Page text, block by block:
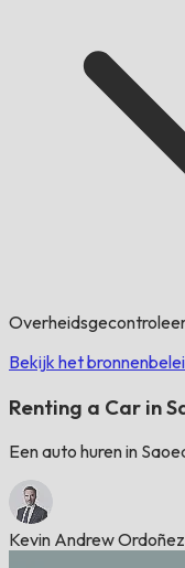
Bekijk het
Renting a Car in
Een auto huren in
Kevin Andrew Ordoñez